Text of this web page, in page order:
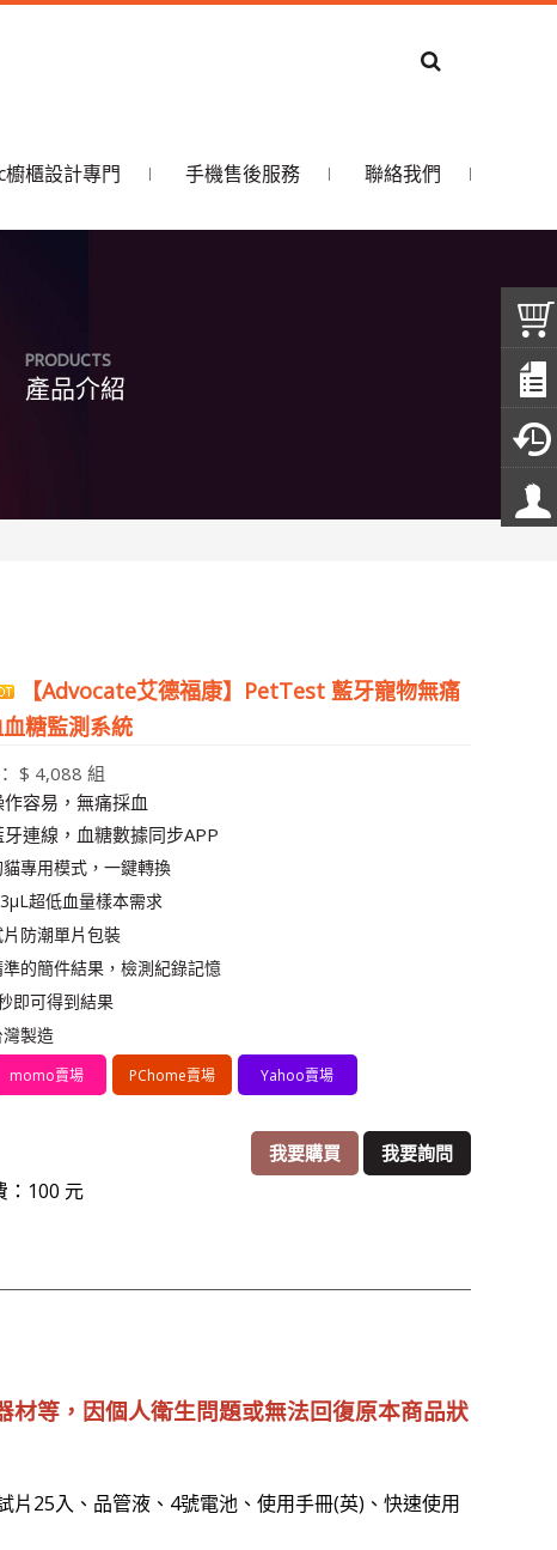
櫃設計專門 手機售後服務 聯絡我們
PRODUCTS
產品介紹
【Advocate艾德福康】PetTest 藍牙寵物無痛
糖監測系統
$ 4,088 組
作容易，無痛採血
牙連線，血糖數據同步APP
專用模式，一鍵轉換
超低血量樣本需求
防潮單片包裝
的簡件結果，檢測紀錄記憶
即可得到結果
灣製造
momo賣場 PChome賣場 Yahoo賣場
我要購買 我要詢問
：100 元
等，因個人衛生問題或無法回復原本商品狀
25入、品管液、4號電池、使用手冊(英)、快速使用